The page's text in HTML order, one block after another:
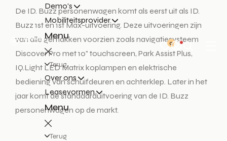
Demo's
Mobiliteitsprovider
Menu
Terug
Over ons
Leasevormen
Menu
Terug
0
De ID. Buzz personenwagen komt als eerst uit als ID.
Buzz 1st en 1st Max-uitvoering. Deze uitvoeringen zijn
van alle gemakken voorzien zoals navigatiesysteem
Discover Pro met 10" touchscreen, Park Assist Plus,
IQ.Light LED Matrix koplampen en elektrische
bediening van schuifdeuren en achterklep. Later in het
jaar komt de standaarduitvoering van de ID. Buzz
personenwagen op de markt.